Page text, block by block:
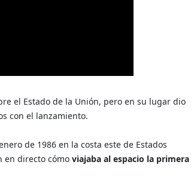
el Estado de la Unión, pero en su lugar dio
con el lanzamiento.
de 1986 en la costa este de Estados
en directo cómo viajaba al espacio la primera